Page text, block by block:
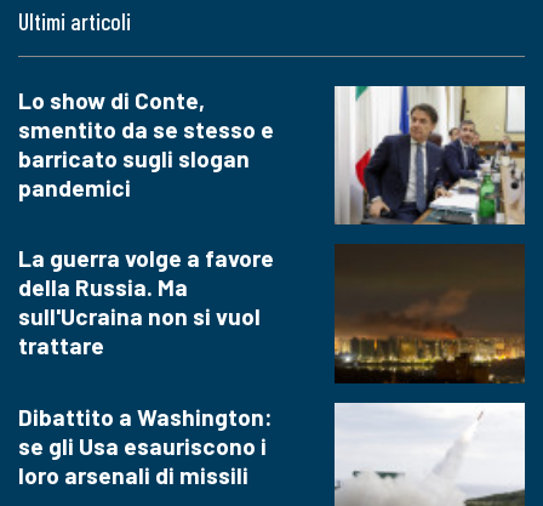
Ultimi articoli
Lo show di Conte,
smentito da se stesso e
barricato sugli slogan
pandemici
La guerra volge a favore
della Russia. Ma
sull'Ucraina non si vuol
trattare
Dibattito a Washington:
se gli Usa esauriscono i
loro arsenali di missili